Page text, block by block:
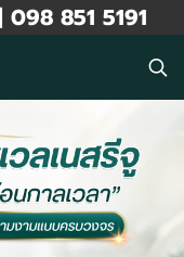
851 5191